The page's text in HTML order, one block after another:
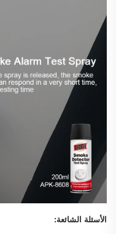
الأسئلة الشائعة: